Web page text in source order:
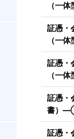
（一
証憑・
（一
証憑・
（一
証憑・
書）
証憑・